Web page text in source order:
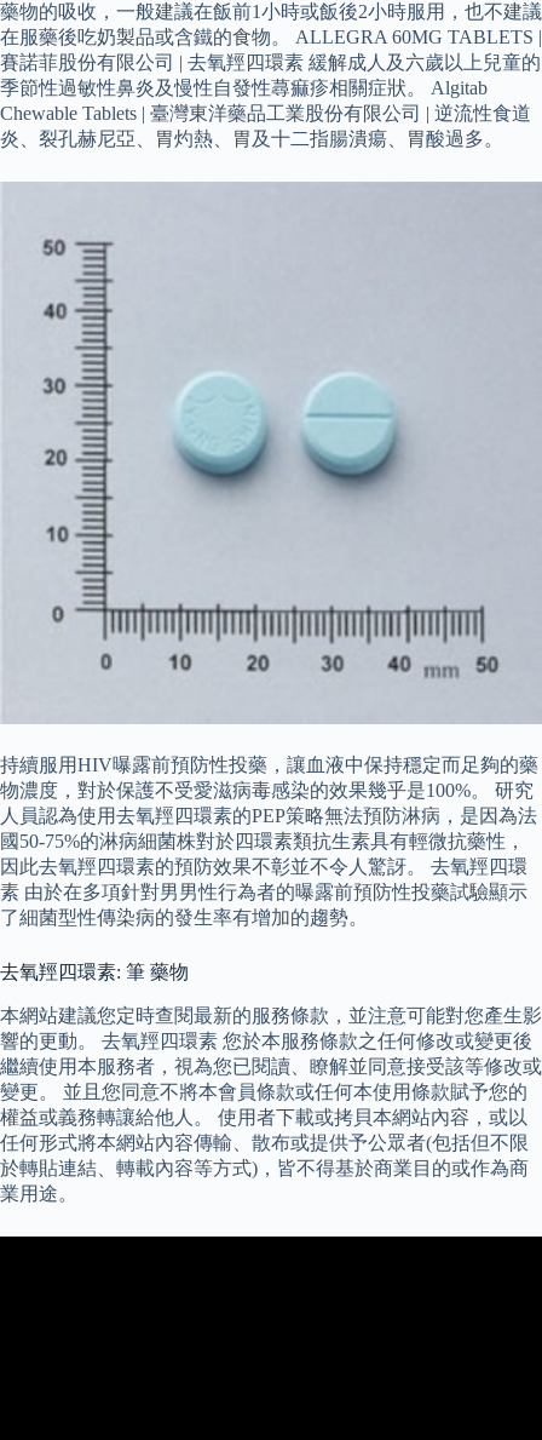
藥物的吸收，一般建議在飯前1小時或飯後2小時服用，也不建議
在服藥後吃奶製品或含鐵的食物。 ALLEGRA 60MG TABLETS |
賽諾菲股份有限公司 | 去氧羥四環素 緩解成人及六歲以上兒童的
季節性過敏性鼻炎及慢性自發性蕁痲疹相關症狀。 Algitab
Chewable Tablets | 臺灣東洋藥品工業股份有限公司 | 逆流性食道
炎、裂孔赫尼亞、胃灼熱、胃及十二指腸潰瘍、胃酸過多。
持續服用HIV曝露前預防性投藥，讓血液中保持穩定而足夠的藥
物濃度，對於保護不受愛滋病毒感染的效果幾乎是100%。 研究
人員認為使用去氧羥四環素的PEP策略無法預防淋病，是因為法
國50-75%的淋病細菌株對於四環素類抗生素具有輕微抗藥性，
因此去氧羥四環素的預防效果不彰並不令人驚訝。 去氧羥四環
素 由於在多項針對男男性行為者的曝露前預防性投藥試驗顯示
了細菌型性傳染病的發生率有增加的趨勢。
去氧羥四環素: 筆 藥物
本網站建議您定時查閱最新的服務條款，並注意可能對您產生影
響的更動。 去氧羥四環素 您於本服務條款之任何修改或變更後
繼續使用本服務者，視為您已閱讀、瞭解並同意接受該等修改或
變更。 並且您同意不將本會員條款或任何本使用條款賦予您的
權益或義務轉讓給他人。 使用者下載或拷貝本網站內容，或以
任何形式將本網站內容傳輸、散布或提供予公眾者(包括但不限
於轉貼連結、轉載內容等方式)，皆不得基於商業目的或作為商
業用途。